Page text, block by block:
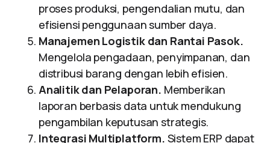
proses produksi, pengendalian mutu, dan
efisiensi penggunaan sumber daya.
Manajemen Logistik dan Rantai Pasok.
Mengelola pengadaan, penyimpanan, dan
distribusi barang dengan lebih efisien.
Analitik dan Pelaporan. Memberikan
laporan berbasis data untuk mendukung
pengambilan keputusan strategis.
Integrasi Multiplatform. Sistem ERP dapat